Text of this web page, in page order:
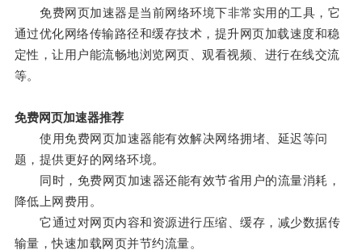
免费网页加速器是当前网络环境下非常实用的工具，它
通过优化网络传输路径和缓存技术，提升网页加载速度和稳
定性，让用户能流畅地浏览网页、观看视频、进行在线交流
等。
免费网页加速器推荐
使用免费网页加速器能有效解决网络拥堵、延迟等问
题，提供更好的网络环境。
同时，免费网页加速器还能有效节省用户的流量消耗，
降低上网费用。
它通过对网页内容和资源进行压缩、缓存，减少数据传
输量，快速加载网页并节约流量。